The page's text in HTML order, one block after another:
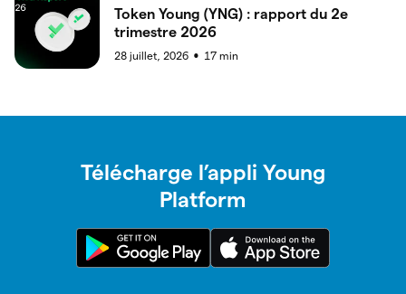
Token Young (YNG) : rapport du 2e
trimestre 2026
28 juillet, 2026 ● 17 min
Télécharge l’appli Young
Platform